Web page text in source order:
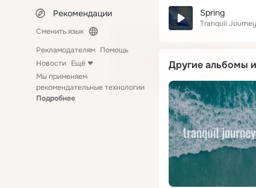
Рекомендации
Сменить язык
Рекламодателям Помощь
Новости Ещё
Мы применяем
рекомендательные технологии
Подробнее
Spring
Tranquil
Другие альбомы